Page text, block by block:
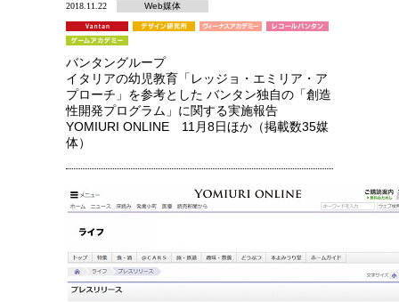
2018.11.22 Web媒体
バンタングループ
イタリアの幼児教育「レッジョ・エミリア・ア
プローチ」を参考とした バンタン独自の「創造
性開発プログラム」に関する実施報告
YOMIURI ONLINE 11月8日ほか（掲載数35媒
体）